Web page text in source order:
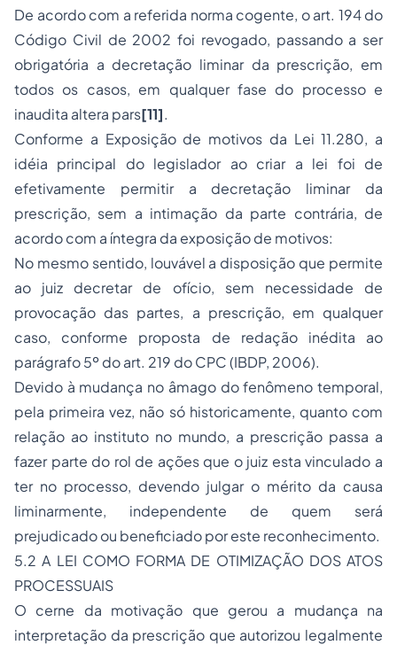
De acordo com a referida norma cogente, o art. 194 do
Código Civil de 2002 foi revogado, passando a ser
obrigatória a decretação liminar da prescrição, em
todos os casos, em qualquer fase do processo e
inaudita altera pars[11].
Conforme a Exposição de motivos da Lei 11.280, a
idéia principal do legislador ao criar a lei foi de
efetivamente permitir a decretação liminar da
prescrição, sem a intimação da parte contrária, de
acordo com a íntegra da exposição de motivos:
No mesmo sentido, louvável a disposição que permite
ao juiz decretar de ofício, sem necessidade de
provocação das partes, a prescrição, em qualquer
caso, conforme proposta de redação inédita ao
parágrafo 5º do art. 219 do CPC (IBDP, 2006).
Devido à mudança no âmago do fenômeno temporal,
pela primeira vez, não só historicamente, quanto com
relação ao instituto no mundo, a prescrição passa a
fazer parte do rol de ações que o juiz esta vinculado a
ter no processo, devendo julgar o mérito da causa
liminarmente, independente de quem será
prejudicado ou beneficiado por este reconhecimento.
5.2 A LEI COMO FORMA DE OTIMIZAÇÃO DOS ATOS
PROCESSUAIS
O cerne da motivação que gerou a mudança na
interpretação da prescrição que autorizou legalmente